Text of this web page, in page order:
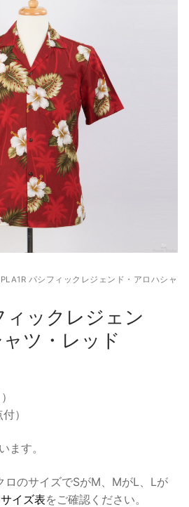
レンタルについて
ンタル商品一覧
お客様の声
アクセス
問い合わせ
宅配レンタル
PLA1R パシフィックレジェンド・アロハシャ
ィックレジェン
ツ・レッド
）
ます。
ロのサイズでSがM、MがL、Lが
サイズ表をご確認ください。